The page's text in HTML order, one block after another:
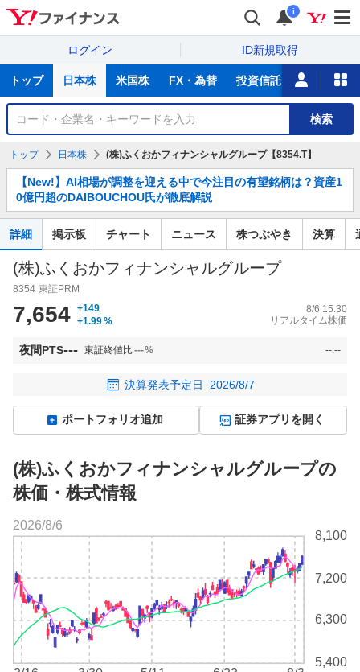
i
ログイン ID新規取得
サ
トップ 日本株 米国株 FX・為替 投資信託 ニュース
銘
検
検索
トップ 日本株 (株)ふくおかフィナンシャルグループ【8354.T】
知
ら
せ
【New!】AI相場が調整を迎える中で今注目の有望銘柄は？資産1
0億円超のDAIBOUCHOU氏が徹底解説
詳細 掲示板 チャート ニュース 株つぶやき 決算
(株)ふくおかフィナンシャルグループ
8354 東証PRM
7,654 +149
+1.99%
8/6 15:30
リアルタイム株価
夜間PTS--- 東証終値比---% --:--
決算発表予定日 2026/8/7
ポートフォリオ追加 証券アプリを開く
(株)ふくおかフィナンシャルグループの
株価・株式情報
5,400
6,300
7,200
8,100
2026/8/6